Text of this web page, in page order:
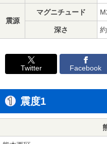
震源
マグニチュード
深さ
Twitter Facebook
震度1